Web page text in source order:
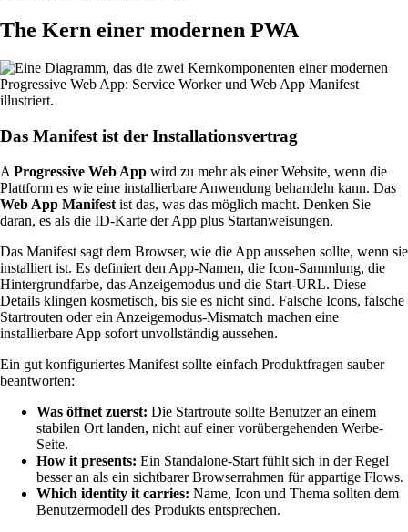
The Kern einer modernen PWA
Das Manifest ist der Installationsvertrag
A Progressive Web App wird zu mehr als einer Website, wenn die
Plattform es wie eine installierbare Anwendung behandeln kann. Das
Web App Manifest ist das, was das möglich macht. Denken Sie
daran, es als die ID-Karte der App plus Startanweisungen.
Das Manifest sagt dem Browser, wie die App aussehen sollte, wenn sie
installiert ist. Es definiert den App-Namen, die Icon-Sammlung, die
Hintergrundfarbe, das Anzeigemodus und die Start-URL. Diese
Details klingen kosmetisch, bis sie es nicht sind. Falsche Icons, falsche
Startrouten oder ein Anzeigemodus-Mismatch machen eine
installierbare App sofort unvollständig aussehen.
Ein gut konfiguriertes Manifest sollte einfach Produktfragen sauber
beantworten:
Was öffnet zuerst: Die Startroute sollte Benutzer an einem
stabilen Ort landen, nicht auf einer vorübergehenden Werbe-
Seite.
How it presents: Ein Standalone-Start fühlt sich in der Regel
besser an als ein sichtbarer Browserrahmen für appartige Flows.
Which identity it carries: Name, Icon und Thema sollten dem
Benutzermodell des Produkts entsprechen.